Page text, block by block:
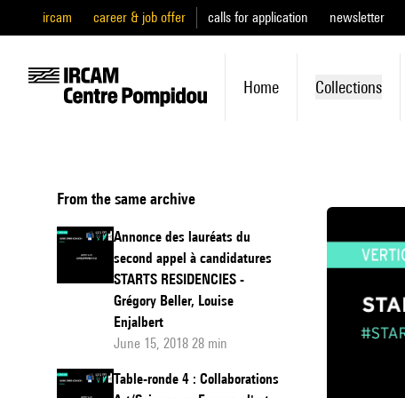
ircam career & job offer calls for application newsletter
Home Collections
From the same archive
Annonce des lauréats du
second appel à candidatures
STARTS RESIDENCIES -
Grégory Beller, Louise
Enjalbert
June 15, 2018 28 min
Table-ronde 4 : Collaborations